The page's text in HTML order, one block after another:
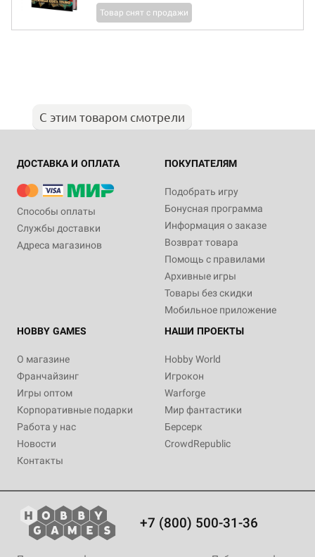
Товар снят с продажи
С этим товаром смотрели
ДОСТАВКА И ОПЛАТА
Способы оплаты
Службы доставки
Адреса магазинов
ПОКУПАТЕЛЯМ
Подобрать игру
Бонусная программа
Информация о заказе
Возврат товара
Помощь с правилами
Архивные игры
Товары без скидки
Мобильное приложение
HOBBY GAMES
О магазине
Франчайзинг
Игры оптом
Корпоративные подарки
Работа у нас
Новости
Контакты
НАШИ ПРОЕКТЫ
Hobby World
Игрокон
Warforge
Мир фантастики
Берсерк
CrowdRepublic
+7 (800) 500-31-36